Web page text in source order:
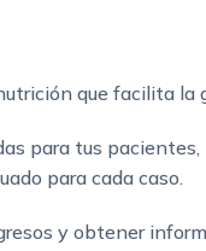
que facilita
para tus
para cada caso.
y obtener